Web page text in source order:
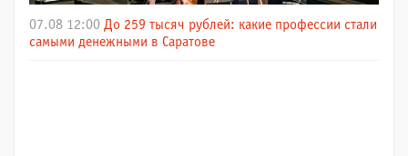
07.08 12:00 До 259 тысяч рублей: какие профессии стали
самыми денежными в Саратове